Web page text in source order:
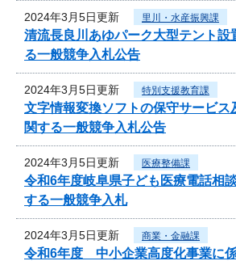
2024年3月5日更新 里川・水産振興課
清流長良川あゆパーク大型テント設
る一般競争入札公告
2024年3月5日更新 特別支援教育課
文字情報変換ソフトの保守サービス
関する一般競争入札公告
2024年3月5日更新 医療整備課
令和6年度岐阜県子ども医療電話相
する一般競争入札
2024年3月5日更新 商業・金融課
令和6年度 中小企業高度化事業に